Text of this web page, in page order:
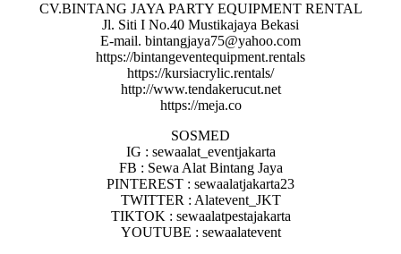
CV.BINTANG JAYA PARTY EQUIPMENT RENTAL
Jl. Siti I No.40 Mustikajaya Bekasi
E-mail. bintangjaya75@yahoo.com
https://bintangeventequipment.rentals
https://kursiacrylic.rentals/
http://www.tendakerucut.net
https://meja.co
SOSMED
IG : sewaalat_eventjakarta
FB : Sewa Alat Bintang Jaya
PINTEREST : sewaalatjakarta23
TWITTER : Alatevent_JKT
TIKTOK : sewaalatpestajakarta
YOUTUBE : sewaalatevent